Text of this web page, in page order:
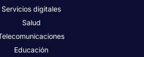
Servicios digitales
Salud
Educación